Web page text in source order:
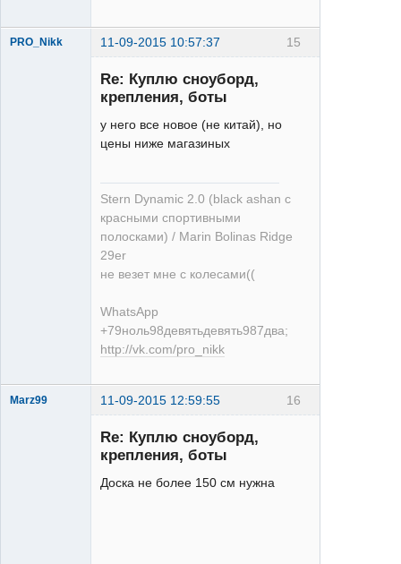
15
PRO_Nikk 11-09-2015 10:57:37
Re: Куплю сноуборд,
крепления, боты
у него все новое (не китай), но
цены ниже магазиных
Stern Dynamic 2.0 (black ashan с
красными спортивными
полосками) / Marin Bolinas Ridge
29er
не везет мне с колесами((
WhatsApp
+79ноль98девятьдевять987два;
http://vk.com/pro_nikk
16
Marz99 11-09-2015 12:59:55
Re: Куплю сноуборд,
крепления, боты
Доска не более 150 см нужна